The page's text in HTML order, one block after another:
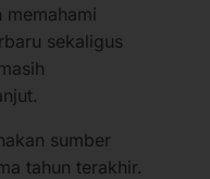
memahami
sekaligus
sumber
tahun terakhir.